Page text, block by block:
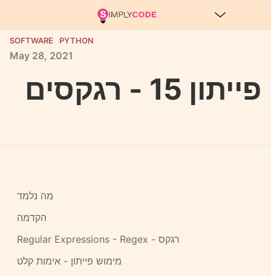
SOFTWARE PYTHON
May 28, 2021
פייתון 15 - רגקסים
מה נלמד
הקדמה
Regular Expressions - Regex - רגקס
מימוש פייתון - אימות קלט